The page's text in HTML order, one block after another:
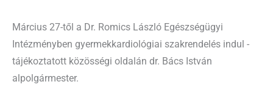
Március 27-től a Dr. Romics László Egészségügyi
Intézményben gyermekkardiológiai szakrendelés indul -
tájékoztatott közösségi oldalán dr. Bács István
alpolgármester.